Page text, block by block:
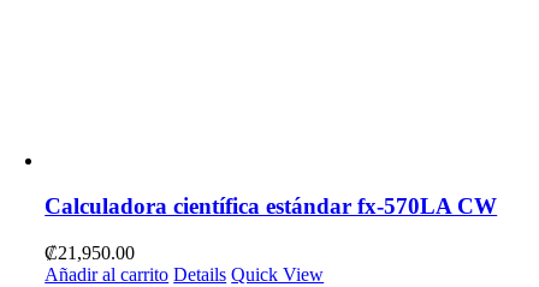
Calculadora científica estándar fx-570LA CW
₡21,950.00
Añadir al carrito Details Quick View